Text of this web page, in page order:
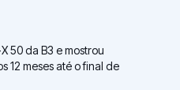
50 da B3 e mostrou
12 meses até o final de